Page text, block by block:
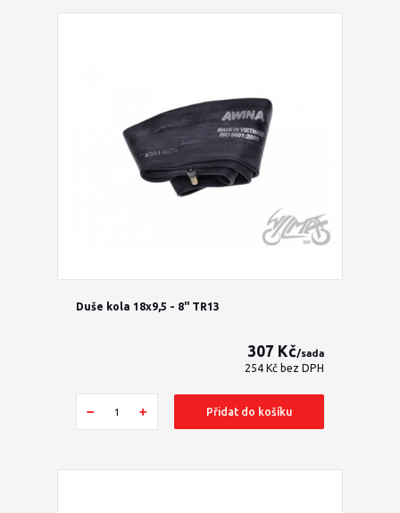
Duše kola 18x9,5 - 8" TR13
307 Kč/sada
254 Kč bez DPH
Přidat do košíku